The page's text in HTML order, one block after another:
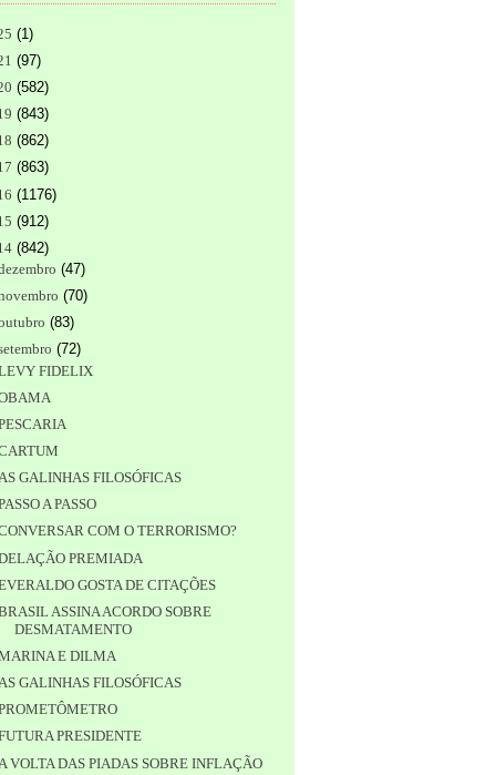
(1 )
(97)
(582)
(843)
(862)
(863)
(1176)
(912)
(842)
(47)
(70)
(83)
(72)
FIDELIX
GALINHAS FILOSÓFICAS
A PASSO
COM O TERRORISMO?
PREMIADA
GOSTA DE CITAÇÕES
ASSINA ACORDO SOBRE
DESMATAMENTO
E DILMA
GALINHAS FILOSÓFICAS
PRESIDENTE
VOLTA DAS PIADAS SOBRE INFLAÇÃO